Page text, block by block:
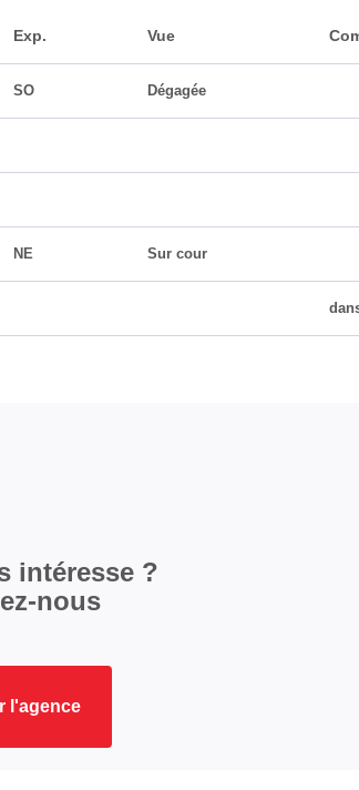
Exp. Vue
SO Dégagée
NE Sur cour
intéresse ?
nous
l'agence